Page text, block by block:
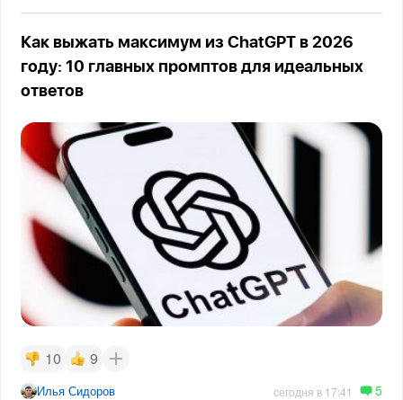
Как выжать максимум из ChatGPT в 2026
году: 10 главных промптов для идеальных
ответов
10 9
Илья Сидоров сегодня в 17:41 5